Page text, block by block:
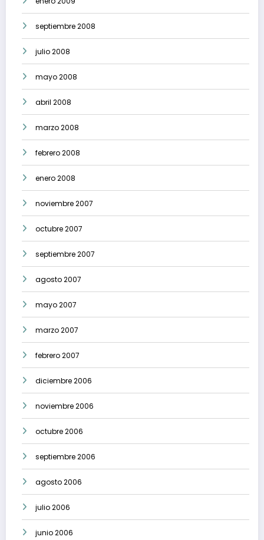
septiembre 2008
julio 2008
mayo 2008
abril 2008
marzo 2008
febrero 2008
enero 2008
noviembre 2007
octubre 2007
septiembre 2007
agosto 2007
mayo 2007
marzo 2007
febrero 2007
diciembre 2006
noviembre 2006
octubre 2006
septiembre 2006
agosto 2006
julio 2006
junio 2006